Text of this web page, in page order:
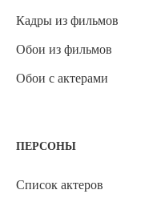
Кадры из фильмов
Обои из фильмов
Обои с актерами
ПЕРСОНЫ
Список актеров